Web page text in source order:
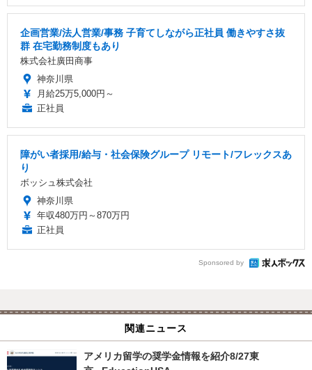
企画営業/法人営業/事務 子育てしながら正社員 働きやすさ抜
群 在宅勤務制度もあり
株式会社廣田商事
神奈川県
月給25万5,000円～
正社員
障がい者採用/給与・社会保険グループ リモート/フレックスあ
り
ボッシュ株式会社
神奈川県
年収480万円～870万円
正社員
Sponsored by
関連ニュース
アメリカ留学の奨学金情報を紹介8/27東